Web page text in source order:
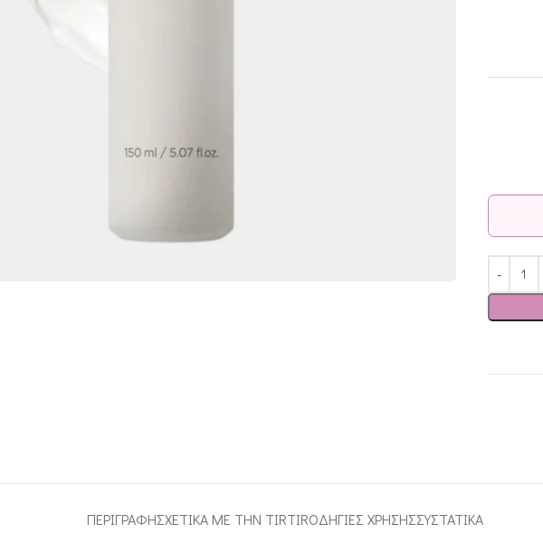
ΠΕΡΙΓΡΑΦΉΣΧΕΤΙΚΑ ΜΕ ΤΗΝ TIRTIRΟΔΗΓΙΕΣ ΧΡΗΣΗΣΣΥΣΤΑΤΙΚΑ